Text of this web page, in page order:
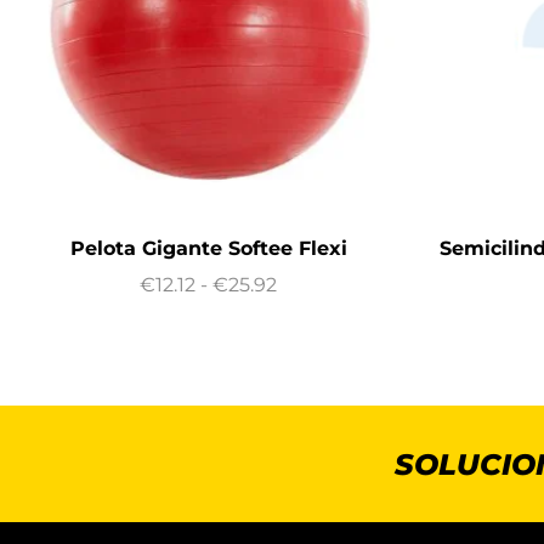
Pelota Gigante Softee Flexi
€12.12 - €25.92